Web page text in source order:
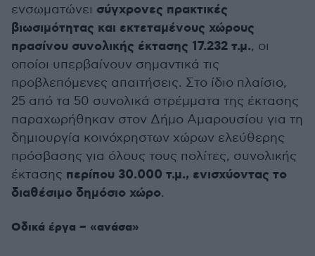
ενσωματώνει σύγχρονες πρακτικές
βιωσιμότητας και εκτεταμένους χώρους
πρασίνου συνολικής έκτασης 17.232 τ.μ., οι
οποίοι υπερβαίνουν σημαντικά τις
προβλεπόμενες απαιτήσεις. Στο ίδιο πλαίσιο,
25 από τα 50 συνολικά στρέμματα της έκτασης
παραχωρήθηκαν στον Δήμο Αμαρουσίου για τη
δημιουργία κοινόχρηστων χώρων ελεύθερης
πρόσβασης για όλους τους πολίτες, συνολικής
έκτασης περίπου 30.000 τ.μ., ενισχύοντας το
διαθέσιμο δημόσιο χώρο.
Οδικά έργα – «ανάσα»